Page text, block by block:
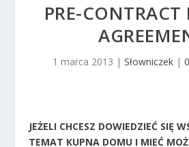
PRE-CONTRACT
1 marca 2013 | Słowniczek | 0
JEŻELI CHCESZ DOWIEDZIEĆ SIĘ
TEMAT KUPNA DOMU I MIEĆ